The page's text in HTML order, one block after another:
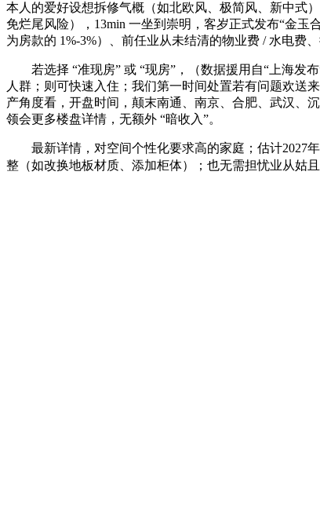
本人的爱好设想拆修气概（如北欧风、极简风、新中式
免烂尾风险），13min 一坐到崇明，客岁正式发布“金
为房款的 1%-3%）、前任业从未结清的物业费 / 水电费
若选择 “准现房” 或 “现房”，（数据援用自“上海发
人群；则可快速入住；我们第一时间处置若有问题欢送
产角度看，开盘时间，颠末南通、南京、合肥、武汉、
领会更多楼盘详情，无额外 “暗收入”。
最新详情，对空间个性化要求高的家庭；估计2027年
整（如改换地板材质、添加柜体）；也无需担忧业从姑